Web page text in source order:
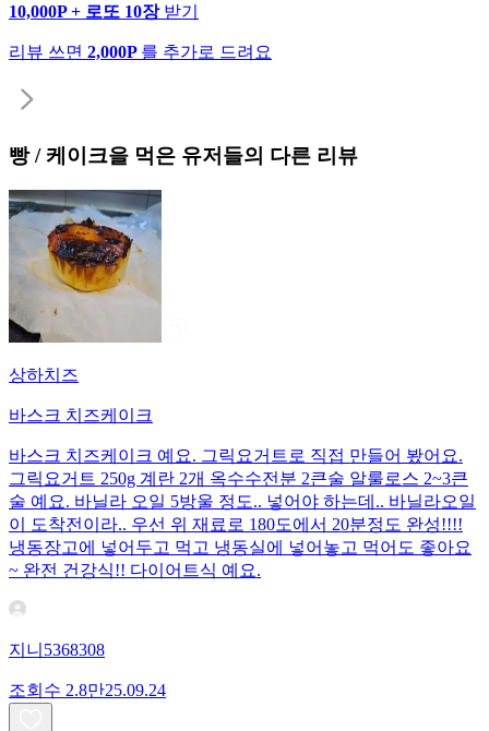
10,000P + 로또 10장 받기
리뷰 쓰면 2,000P 를 추가로 드려요
빵 / 케이크을 먹은 유저들의 다른 리뷰
상하치즈
바스크 치즈케이크
바스크 치즈케이크 예요. 그릭요거트로 직접 만들어 봤어요.
그릭요거트 250g 계란 2개 옥수수전분 2큰술 알룰로스 2~3큰
술 예요. 바닐라 오일 5방울 정도.. 넣어야 하는데.. 바닐라오일
이 도착전이라.. 우선 위 재료로 180도에서 20분정도 완성!!!!
냉동장고에 넣어두고 먹고 냉동실에 넣어놓고 먹어도 좋아요
~ 완전 건강식!! 다이어트식 예요.
지니5368308
조회수 2.8만25.09.24